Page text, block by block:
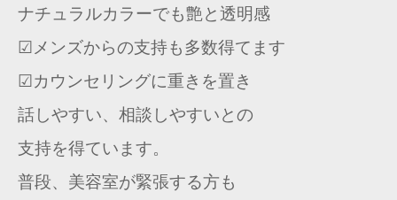
ナチュラルカラーでも艶と透明感
☑︎メンズからの支持も多数得てます
☑カウンセリングに重きを置き
話しやすい、相談しやすいとの
支持を得ています。
普段、美容室が緊張する方も